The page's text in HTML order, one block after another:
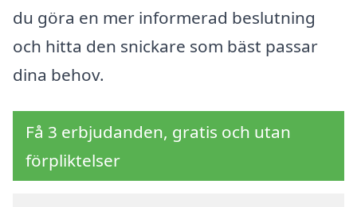
du göra en mer informerad beslutning
och hitta den snickare som bäst passar
dina behov.
Få 3 erbjudanden, gratis och utan
förpliktelser